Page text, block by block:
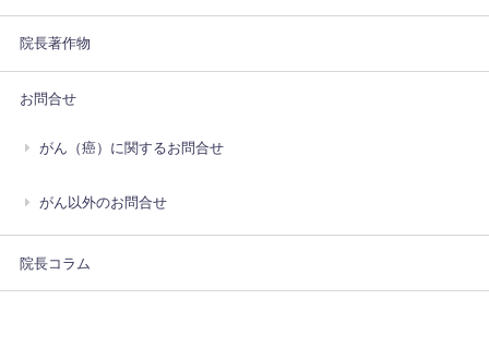
院長著作物
お問合せ
がん（癌）に関するお問合せ
がん以外のお問合せ
院長コラム